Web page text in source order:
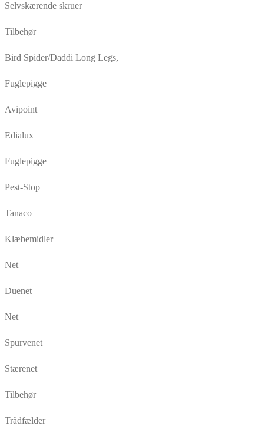
Selvskærende skruer
Tilbehør
Bird Spider/Daddi Long Legs,
Fuglepigge
Avipoint
Edialux
Fuglepigge
Pest-Stop
Tanaco
Klæbemidler
Net
Duenet
Net
Spurvenet
Stærenet
Tilbehør
Trådfælder